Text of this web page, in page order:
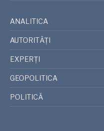
ANALITICA
AUTORITĂȚI
EXPERȚI
GEOPOLITICA
POLITICĂ